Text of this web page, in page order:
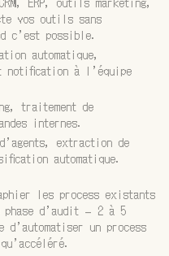
vos outils sans
c’est possible.
automatique,
à l’équipe
traitement de
internes.
d’agents, extraction de
automatique.
les process existants
d’audit — 2 à 5
un process